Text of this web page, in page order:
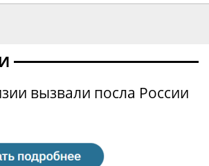
вызвали посла России